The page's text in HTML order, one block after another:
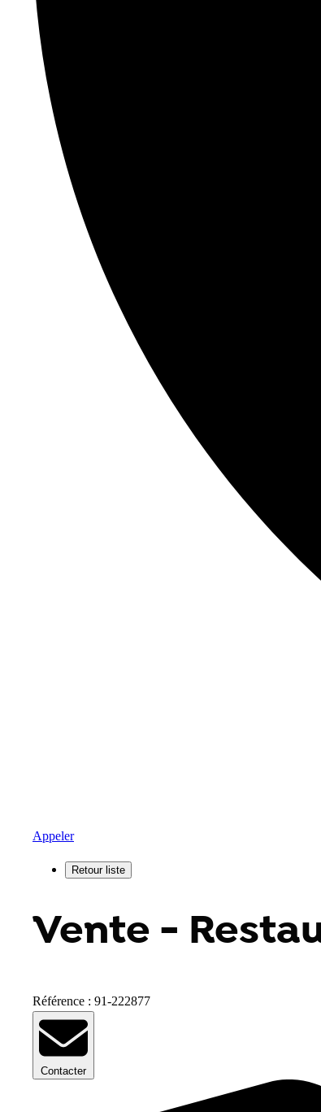
Appeler
Vente -
Référence : 91-222877
Contacter